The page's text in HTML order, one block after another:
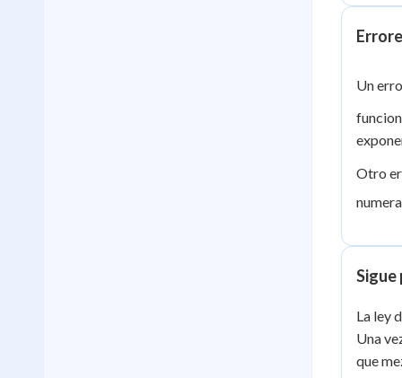
Un
Otro
Sigue
La ley
Una
que